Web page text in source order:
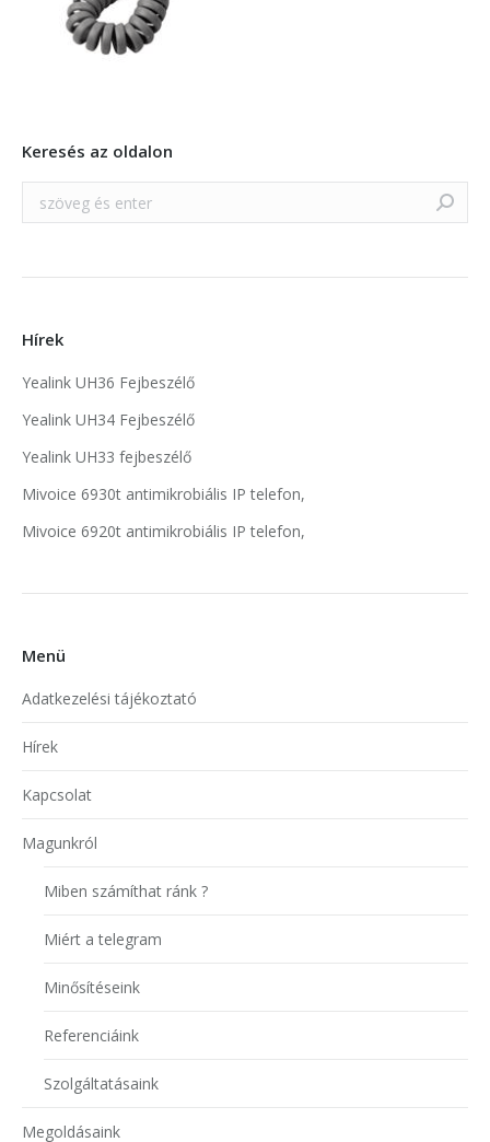
Keresés az oldalon
Search:
Hírek
Yealink UH36 Fejbeszélő
Yealink UH34 Fejbeszélő
Yealink UH33 fejbeszélő
Mivoice 6930t antimikrobiális IP telefon,
Mivoice 6920t antimikrobiális IP telefon,
Menü
Adatkezelési tájékoztató
Hírek
Kapcsolat
Magunkról
Miben számíthat ránk ?
Miért a telegram
Minősítéseink
Referenciáink
Szolgáltatásaink
Megoldásaink